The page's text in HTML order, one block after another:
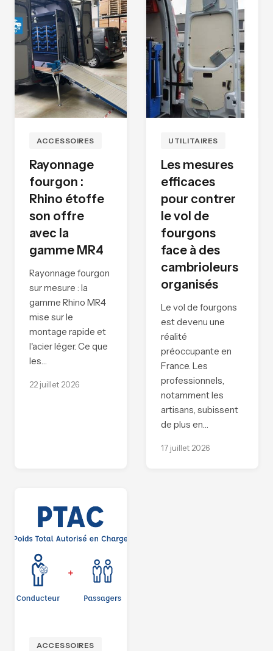
ACCESSOIRES
Rayonnage
fourgon :
Rhino étoffe
son offre
avec la
gamme MR4
Rayonnage fourgon
sur mesure : la
gamme Rhino MR4
mise sur le
montage rapide et
l'acier léger. Ce que
les…
22 juillet 2026
UTILITAIRES
Les mesures
efficaces
pour contrer
le vol de
fourgons
face à des
cambrioleurs
organisés
Le vol de fourgons
est devenu une
réalité
préoccupante en
France. Les
professionnels,
notamment les
artisans, subissent
de plus en…
17 juillet 2026
ACCESSOIRES